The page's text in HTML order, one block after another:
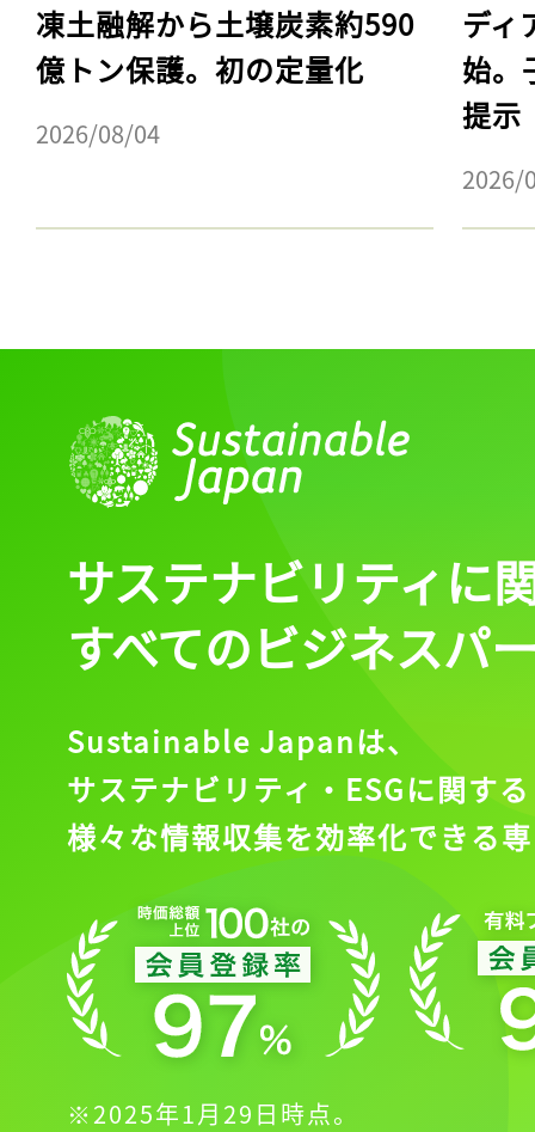
凍土融解から土壌炭素約590
億トン保護。初の定量化
2026/08/04
ディ
始。
提示
2026/
記事をお気に入りに
ログインが必
ログイン
会員登録
サステナビリティに
すべてのビジネスパ
Sustainable Japanは、
サステナビリティ・ESGに関する
様々な情報収集を効率化できる
※2025年1月29日時点。